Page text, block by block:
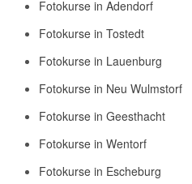
Fotokurse in Adendorf
Fotokurse in Tostedt
Fotokurse in Lauenburg
Fotokurse in Neu Wulmstorf
Fotokurse in Geesthacht
Fotokurse in Wentorf
Fotokurse in Escheburg